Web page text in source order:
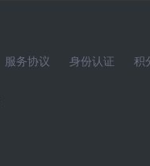
服务协议 身份认证
积